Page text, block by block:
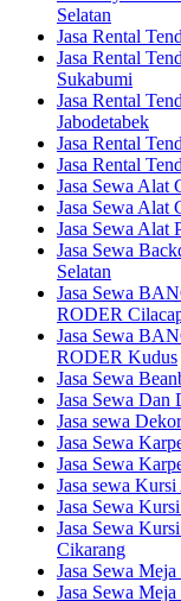
Selatan
Jasa Rental
Jasa Rental
Sukabumi
Jasa Rental
Jabodetabek
Jasa Rental
Jasa Rental
Jasa Sewa Alat
Jasa Sewa Alat
Jasa Sewa Alat
Jasa Sewa
Selatan
Jasa Sewa
RODER
Jasa Sewa
RODER Kudus
Jasa Sewa
Jasa Sewa Dan
Jasa sewa
Jasa Sewa
Jasa Sewa
Jasa sewa
Jasa Sewa
Jasa Sewa
Cikarang
Jasa Sewa
Jasa Sewa